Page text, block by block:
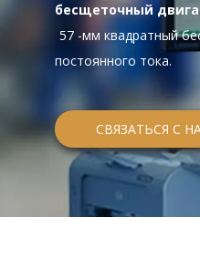
бесщеточный
57 -мм квадратный
постоянного тока.
СВЯЗАТЬСЯ С